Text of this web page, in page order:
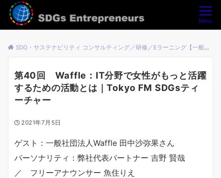
Menu
SDG・サステナビリティ コンサルティング／研修／Eラーニング【一般社団法人SDGsアントレプレナーズ】
第40回 Waffle：IT分野で女性がもっと活躍
するための活動とは｜Tokyo FM SDGsティ
ーチャー
2021年7月5日
ゲスト：一般社団法人Waffle 田中沙弥果さん
パーソナリティ：弊社代表パートナー 吉野 賢哉
／ フリーアナウンサー 魚住りえ